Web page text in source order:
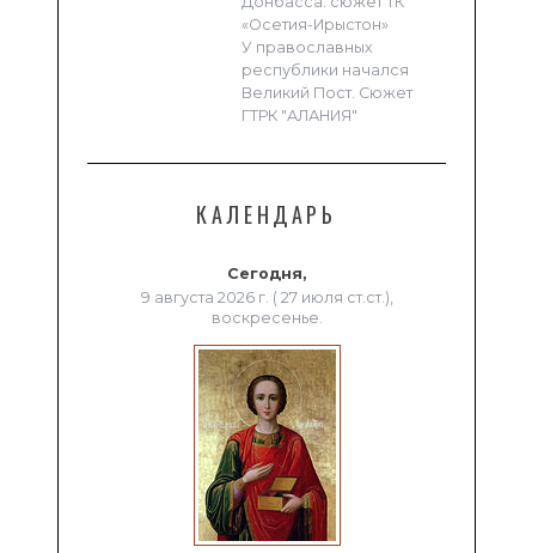
«Осетия-Ирыстон»
У православных
республики начался
Великий Пост. Сюжет
ГТРК "АЛАНИЯ"
КАЛЕНДАРЬ
Сегодня,
9 августа 2026 г. ( 27 июля ст.ст.),
воскресенье.